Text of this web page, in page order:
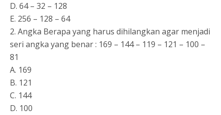
D. 64 – 32 – 128
E. 256 – 128 – 64
2. Angka Berapa yang harus dihilangkan agar menjadi
seri angka yang benar : 169 – 144 – 119 – 121 – 100 –
81
A. 169
B. 121
C. 144
D. 100